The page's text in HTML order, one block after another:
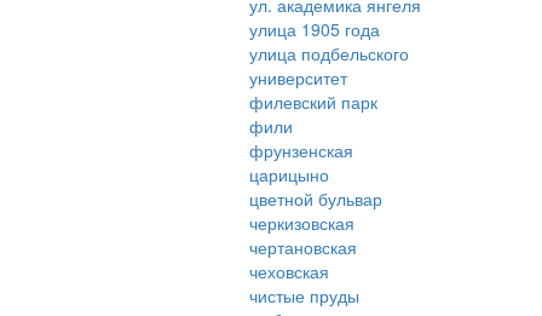
ул. академика янгеля
улица 1905 года
улица подбельского
университет
филевский парк
фили
фрунзенская
царицыно
цветной бульвар
черкизовская
чертановская
чеховская
чистые пруды